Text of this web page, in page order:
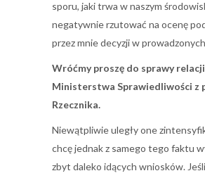
sporu, jaki trwa w naszym
negatywnie rzutować na ocenę
przez mnie decyzji w
Wróćmy proszę do sprawy relacji
Ministerstwa Sprawiedliwości z
Rzecznika.
Niewątpliwie uległy one
chcę jednak z samego tego faktu
zbyt daleko idących wniosków.